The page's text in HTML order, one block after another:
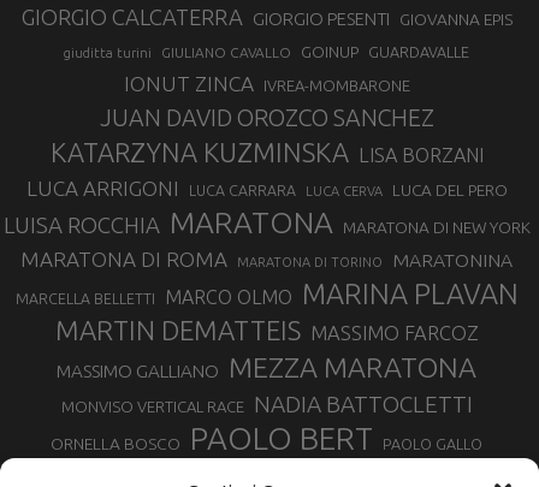
GIORGIO CALCATERRA GIORGIO PESENTI GIOVANNA EPIS
giuditta turini GIULIANO CAVALLO GOINUP GUARDAVALLE
IONUT ZINCA IVREA-MOMBARONE
JUAN DAVID OROZCO SANCHEZ
KATARZYNA KUZMINSKA LISA BORZANI
LUCA ARRIGONI LUCA CARRARA LUCA CERVA LUCA DEL PERO
LUISA ROCCHIA MARATONA MARATONA DI NEW YORK
MARATONA DI ROMA MARATONA DI TORINO MARATONINA
MARCELLA BELLETTI MARCO OLMO MARINA PLAVAN
MARTIN DEMATTEIS MASSIMO FARCOZ
MASSIMO GALLIANO MEZZA MARATONA
MONVISO VERTICAL RACE NADIA BATTOCLETTI
ORNELLA BOSCO PAOLO BERT PAOLO GALLO